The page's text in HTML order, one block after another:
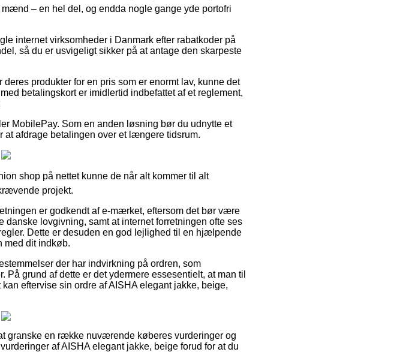
– en hel del, og endda nogle gange yde portofri
internet virksomheder i Danmark efter rabatkoder på
så du er usvigeligt sikker på at antage den skarpeste
produkter for en pris som er enormt lav, kunne det
betalingskort er imidlertid indbefattet af et reglement,
MobilePay. Som en anden løsning bør du udnytte et
afdrage betalingen over et længere tidsrum.
shop på nettet kunne de når alt kommer til alt
projekt.
er godkendt af e-mærket, eftersom det bør være
lovgivning, samt at internet forretningen ofte ses
Dette er desuden en god lejlighed til en hjælpende
med dit indkøb.
der har indvirkning på ordren, som
grund af dette er det ydermere essesentielt, at man til
eftervise sin ordre af AISHA elegant jakke, beige,
granske en række nuværende køberes vurderinger og
af AISHA elegant jakke, beige forud for at du